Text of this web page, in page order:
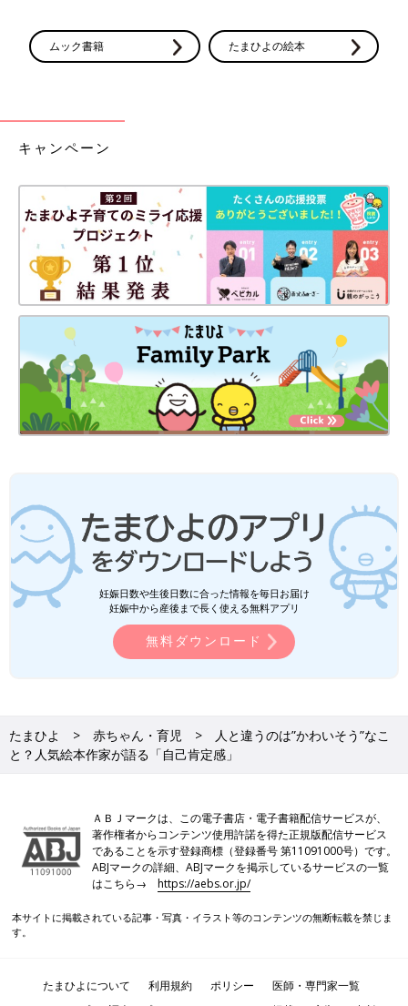
ムック書籍 たまひよの絵本
キャンペーン
妊娠日数や生後日数に合った情報を毎日お届け
妊娠中から産後まで長く使える無料アプリ
無料ダウンロード
たまひよ 赤ちゃん・育児
人と違うのは”かわいそう”なこ
と？人気絵本作家が語る「自己肯定感」
ＡＢＪマークは、この電子書店・電子書籍配信サービスが、
著作権者からコンテンツ使用許諾を得た正規版配信サービス
であることを示す登録商標（登録番号 第11091000号）です。
ABJマークの詳細、ABJマークを掲示しているサービスの一覧
はこちら→https://aebs.or.jp/
本サイトに掲載されている記事・写真・イラスト等のコンテンツの無断転載を禁じま
す。
たまひよについて 利用規約 ポリシー
医師・専門家一覧